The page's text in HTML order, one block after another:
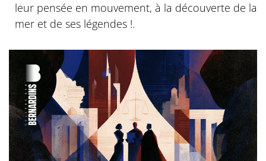
leur pensée en mouvement, à la découverte de la
mer et de ses légendes !.